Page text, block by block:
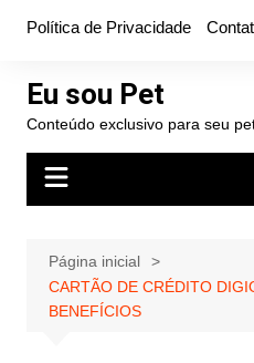
conteúdo
Política de Privacidade
Eu sou Pet
Conteúdo exclusivo para seu
Página inicial
CARTÃO DE CRÉDITO
BENEFÍCIOS